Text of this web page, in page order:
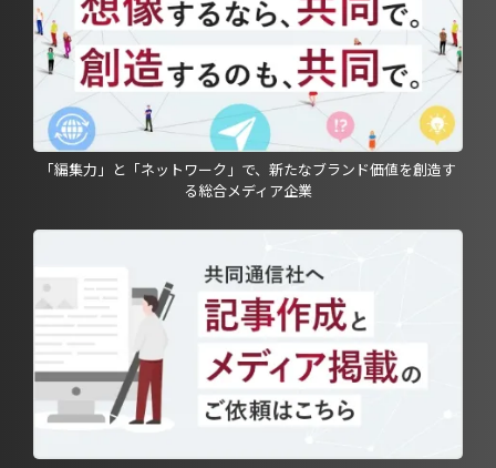
「編集力」と「ネットワーク」で、新たなブランド価値を創造す
る総合メディア企業